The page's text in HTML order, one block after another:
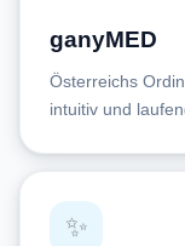
ganyMED
Österreichs
intuitiv und
✨